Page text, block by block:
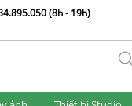
(8h - 19h)
tlk